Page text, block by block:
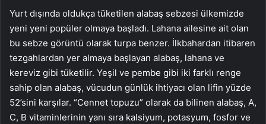
Yurt dışında oldukça tüketilen alabaş sebzesi ülkemizde
yeni yeni popüler olmaya başladı. Lahana ailesine ait olan
bu sebze görüntü olarak turpa benzer. İlkbahardan itibaren
tezgahlardan yer almaya başlayan alabaş, lahana ve
kereviz gibi tüketilir. Yeşil ve pembe gibi iki farklı renge
sahip olan alabaş, vücudun günlük ihtiyacı olan lifin yüzde
52’sini karşılar. “Cennet topuzu” olarak da bilinen alabaş, A,
C, B vitaminlerinin yanı sıra kalsiyum, potasyum, fosfor ve